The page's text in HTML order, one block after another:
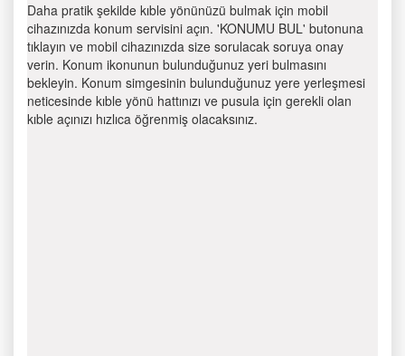
Daha pratik şekilde kıble yönünüzü bulmak için mobil
cihazınızda konum servisini açın. 'KONUMU BUL' butonuna
tıklayın ve mobil cihazınızda size sorulacak soruya onay
verin. Konum ikonunun bulunduğunuz yeri bulmasını
bekleyin. Konum simgesinin bulunduğunuz yere yerleşmesi
neticesinde kıble yönü hattınızı ve pusula için gerekli olan
kıble açınızı hızlıca öğrenmiş olacaksınız.